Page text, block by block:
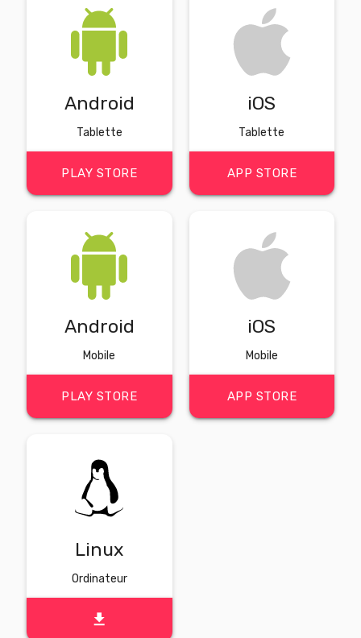
Android
Tablette
PLAY STORE
iOS
Tablette
APP STORE
Android
Mobile
PLAY STORE
iOS
Mobile
APP STORE
Linux
Ordinateur
file_download